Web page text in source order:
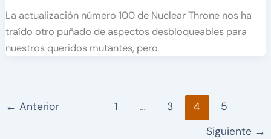
La actualización número 100 de Nuclear Throne nos ha
traído otro puñado de aspectos desbloqueables para
nuestros queridos mutantes, pero
← Anterior 1 … 3 4
5
Siguiente →